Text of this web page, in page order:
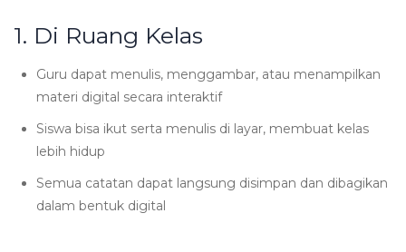
1. Di Ruang Kelas
Guru dapat menulis, menggambar, atau menampilkan
materi digital secara interaktif
Siswa bisa ikut serta menulis di layar, membuat kelas
lebih hidup
Semua catatan dapat langsung disimpan dan dibagikan
dalam bentuk digital